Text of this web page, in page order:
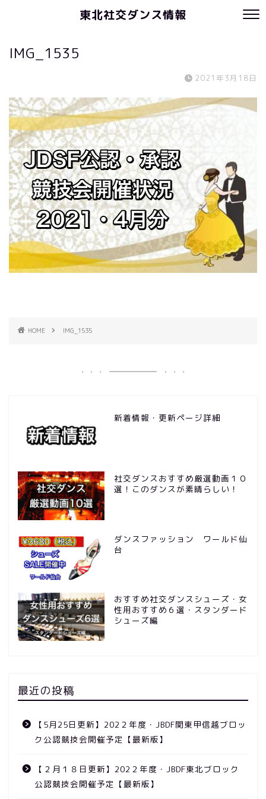
東北社交ダンス情報
IMG_1535
2021年3月18日
HOME IMG_1535
新着情報・更新ページ詳細
社交ダンスおすすめ厳選動画１０
選！このダンスが素晴らしい！
ダンスファッション ワールド仙
台
おすすめ社交ダンスシューズ・女
性用おすすめ６選・スタンダード
シューズ編
最近の投稿
【5月25日更新】202２年度・JBDF関東甲信越ブロッ
ク公認競技会開催予定【最新版】
【２月１８日更新】202２年度・JBDF東北ブロック
公認競技会開催予定【最新版】